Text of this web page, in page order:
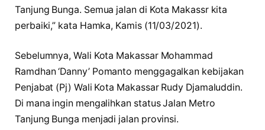
Tanjung Bunga. Semua jalan di Kota Makassr kita
perbaiki,” kata Hamka, Kamis (11/03/2021).
Sebelumnya, Wali Kota Makassar Mohammad
Ramdhan ‘Danny’ Pomanto menggagalkan kebijakan
Penjabat (Pj) Wali Kota Makassar Rudy Djamaluddin.
Di mana ingin mengalihkan status Jalan Metro
Tanjung Bunga menjadi jalan provinsi.